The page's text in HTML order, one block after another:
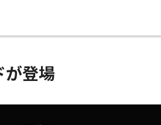
登場